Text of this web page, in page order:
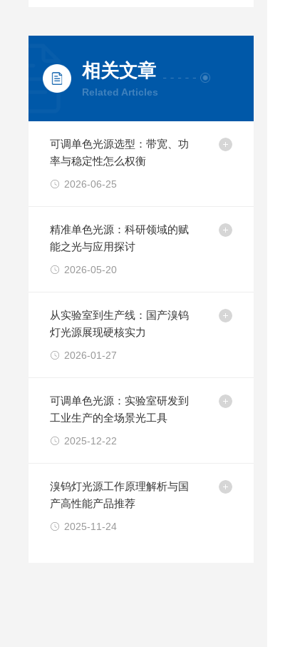
相关文章
Related Articles
可调单色光源选型：带宽、功
率与稳定性怎么权衡
2026-06-25
精准单色光源：科研领域的赋
能之光与应用探讨
2026-05-20
从实验室到生产线：国产溴钨
灯光源展现硬核实力
2026-01-27
可调单色光源：实验室研发到
工业生产的全场景光工具
2025-12-22
溴钨灯光源工作原理解析与国
产高性能产品推荐
2025-11-24